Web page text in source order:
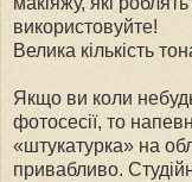
використовуйте!
Велика кількість
Якщо ви коли
фотосесії, то
«штукатурка» на
привабливо.